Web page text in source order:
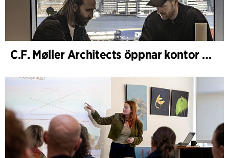
C.F. Møller Architects öppnar kontor i Göteborg